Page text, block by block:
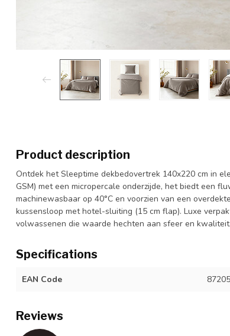
Product description
Ontdek het Sleeptime dekbedovertrek 140x220 cm in
GSM) met een micropercale onderzijde, het biedt een
machinewasbaar op 40°C en voorzien van een
kussensloop met hotel-sluiting (15 cm flap). Luxe
volwassenen die waarde hechten aan sfeer en kwaliteit.
Specifications
EAN Code
Reviews